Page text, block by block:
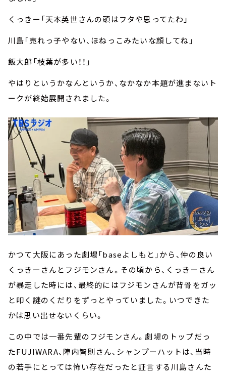
くっきー「天本英世さんの頭はフタや思ってたわ」
川島「売れっ子やない、ほねっこみたいな顔してね」
飯大郎「枝葉が多い！！」
やはりというかなんというか、なかなか本題が進まないト
ークが終始展開されました。
かつて大阪にあった劇場「baseよしもと」から、仲の良い
くっきーさんとフジモンさん。その頃から、くっきーさん
が暴走した時には、最終的にはフジモンさんが背骨をガッ
と叩く謎のくだりをずっとやっていました。いつできた
かは思い出せないくらい。
この中では一番先輩のフジモンさん。劇場のトップだっ
たFUJIWARA、陣内智則さん、シャンプーハットは、当時
の若手にとっては怖い存在だったと証言する川島さんた